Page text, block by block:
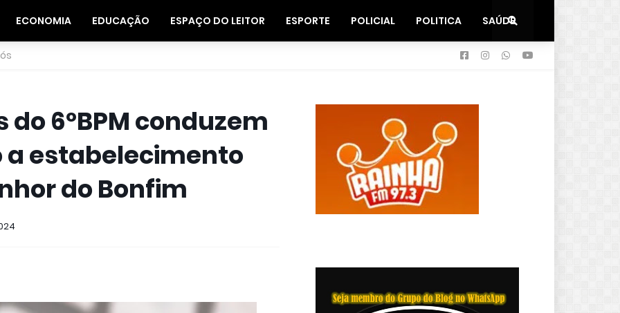
ECONOMIA EDUCAÇÃO ESPAÇO DO LEITOR ESPORTE POLICIAL POLITICA SAÚDE
6ºBPM conduzem
estabelecimento
do Bonfim